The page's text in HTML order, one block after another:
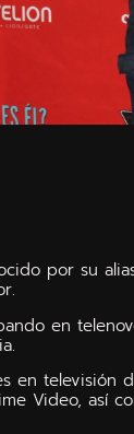
por su
en
en televisión
Video, así